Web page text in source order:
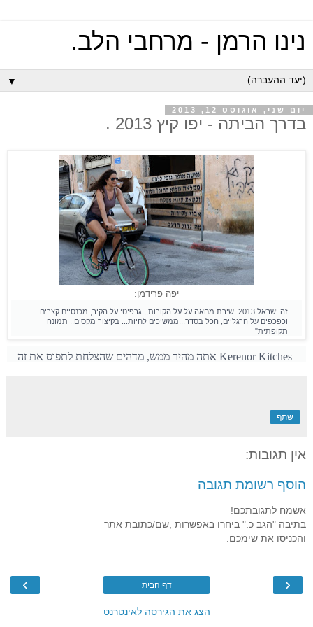
נינו הרמן - מרחבי הלב.
▼
יום שני, אוגוסט 12, 2013
בדרך הביתה - יפו קיץ 2013 .
יפה פרידמן:
זה ישראל 2013..שירת מחאה על על הקורות,, גרפיטי על הקיר, מכנסיים קצרים
וכפכפים על הרגליים, הכל בסדר...ממשיכים לחיות... בקיצור מקסים.. תמונה
תקופתית"
Kerenor Kitches אתה מהיר ממש, מדהים שהצלחת לתפוס את זה
שתף
אין תגובות:
הוסף רשומת תגובה
אשמח לתגובתכם!
בתיבה "הגב כ:" ביחרו באפשרות ,שם/כתובת אתר
והכניסו את שימכם.
‹
› דף הבית
הצג את הגירסה לאינטרנט